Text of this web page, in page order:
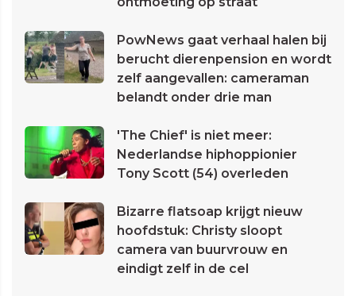
PowNews gaat verhaal halen bij
berucht dierenpension en wordt
zelf aangevallen: cameraman
belandt onder drie man
'The Chief' is niet meer:
Nederlandse hiphoppionier
Tony Scott (54) overleden
Bizarre flatsoap krijgt nieuw
hoofdstuk: Christy sloopt
camera van buurvrouw en
eindigt zelf in de cel